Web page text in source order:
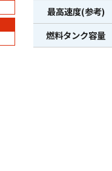
最高速度(参考)
燃料タンク容量